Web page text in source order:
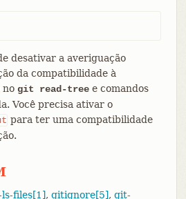
desativar a averiguação
da compatibilidade à
no git read-treee comandos
Você precisa ativar o
para ter uma compatibilidade
files[1], gitignore[5], git-